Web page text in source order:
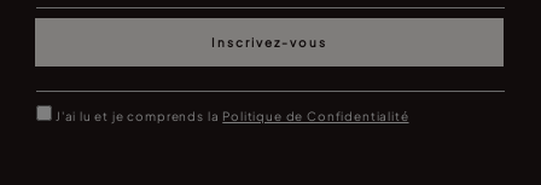
Inscrivez-vous
J'ai lu et je comprends la Politique de Confidentialité